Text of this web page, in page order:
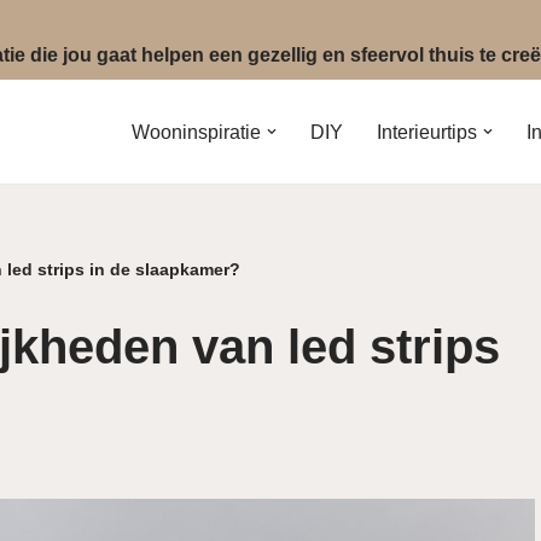
die jou gaat helpen een gezellig en sfeervol thuis te
Wooninspiratie DIY Interieurtips
strips in de slaapkamer?
van led strips